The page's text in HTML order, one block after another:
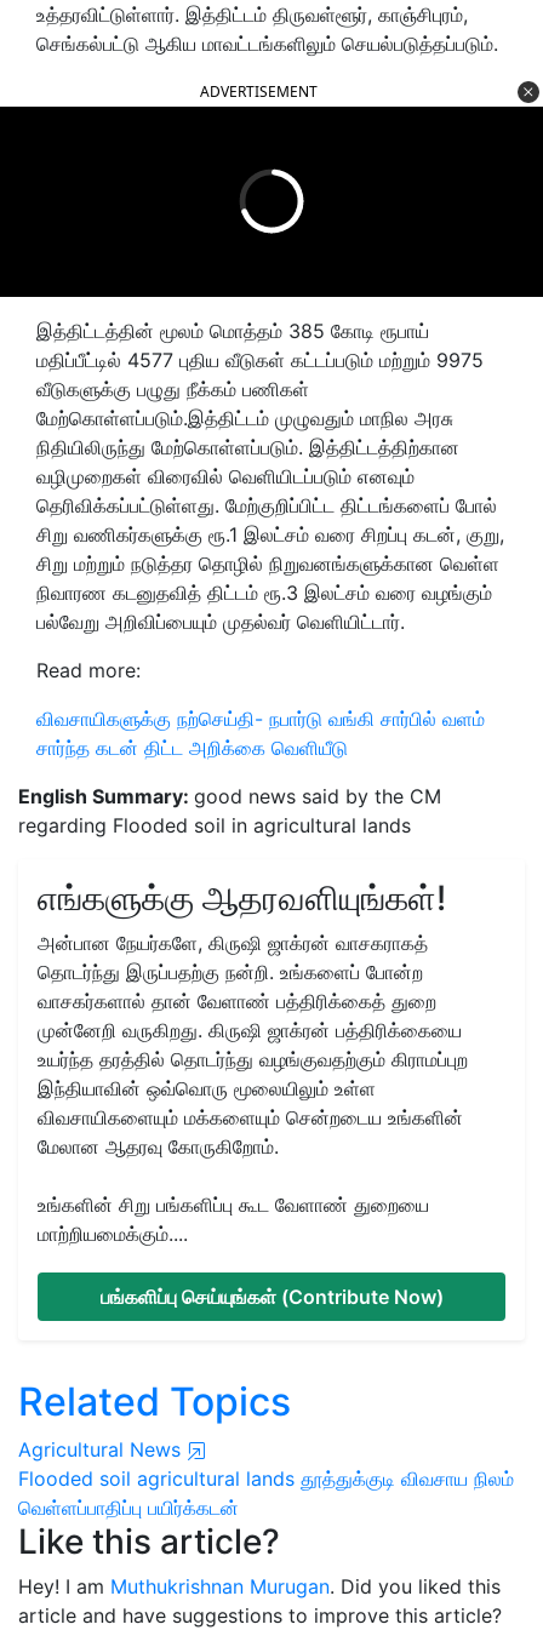
உத்தரவிட்டுள்ளார். இத்திட்டம் திருவள்ளூர், காஞ்சிபுரம்,
செங்கல்பட்டு ஆகிய மாவட்டங்களிலும் செயல்படுத்தப்படும்.
ADVERTISEMENT
இத்திட்டத்தின் மூலம் மொத்தம் 385 கோடி ரூபாய்
மதிப்பீட்டில் 4577 புதிய வீடுகள் கட்டப்படும் மற்றும் 9975
வீடுகளுக்கு பழுது நீக்கம் பணிகள்
மேற்கொள்ளப்படும்.இத்திட்டம் முழுவதும் மாநில அரசு
நிதியிலிருந்து மேற்கொள்ளப்படும். இத்திட்டத்திற்கான
வழிமுறைகள் விரைவில் வெளியிடப்படும் எனவும்
தெரிவிக்கப்பட்டுள்ளது. மேற்குறிப்பிட்ட திட்டங்களைப் போல்
சிறு வணிகர்களுக்கு ரூ.1 இலட்சம் வரை சிறப்பு கடன், குறு,
சிறு மற்றும் நடுத்தர தொழில் நிறுவனங்களுக்கான வெள்ள
நிவாரண கடனுதவித் திட்டம் ரூ.3 இலட்சம் வரை வழங்கும்
பல்வேறு அறிவிப்பையும் முதல்வர் வெளியிட்டார்.
Read more:
விவசாயிகளுக்கு நற்செய்தி- நபார்டு வங்கி சார்பில் வளம்
சார்ந்த கடன் திட்ட அறிக்கை வெளியீடு
English Summary: good news said by the CM
regarding Flooded soil in agricultural lands
எங்களுக்கு ஆதரவளியுங்கள்!
அன்பான நேயர்களே, கிருஷி ஜாக்ரன் வாசகராகத்
தொடர்ந்து இருப்பதற்கு நன்றி. உங்களைப் போன்ற
வாசகர்களால் தான் வேளாண் பத்திரிக்கைத் துறை
முன்னேறி வருகிறது. கிருஷி ஜாக்ரன் பத்திரிக்கையை
உயர்ந்த தரத்தில் தொடர்ந்து வழங்குவதற்கும் கிராமப்புற
இந்தியாவின் ஒவ்வொரு மூலையிலும் உள்ள
விவசாயிகளையும் மக்களையும் சென்றடைய உங்களின்
மேலான ஆதரவு கோருகிறோம்.
உங்களின் சிறு பங்களிப்பு கூட வேளாண் துறையை
மாற்றியமைக்கும்....
பங்களிப்பு செய்யுங்கள் (Contribute Now)
Related Topics
Agricultural News
Flooded soil agricultural lands தூத்துக்குடி விவசாய நிலம்
வெள்ளப்பாதிப்பு பயிர்க்கடன்
Like this article?
Hey! I am Muthukrishnan Murugan. Did you liked this
article and have suggestions to improve this article?